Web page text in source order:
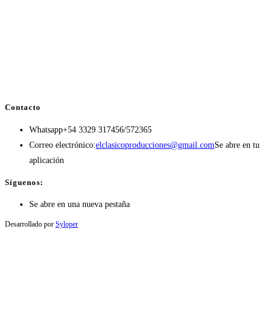
Contacto
Whatsapp+54 3329 317456/572365
Correo electrónico:elclasicoproducciones@gmail.comSe abre en tu
aplicación
Síguenos:
Se abre en una nueva pestaña
Desarrollado por Syloper